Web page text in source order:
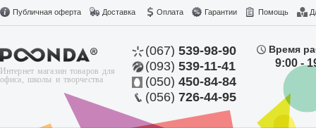
Публичная оферта Доставка Оплата Гарантии Помощь
Интернет магазин товаров для
офиса, школы и творчества
(067) 539-98-90
(093) 539-11-41
(050) 450-84-84
(056) 726-44-95
Время
9:00 -